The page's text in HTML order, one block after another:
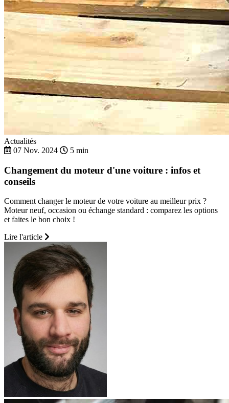
Actualités
07 Nov. 2024
5 min
Changement du moteur d'une voiture : infos et
conseils
Comment changer le moteur de votre voiture au meilleur prix ?
Moteur neuf, occasion ou échange standard : comparez les options
et faites le bon choix !
Lire l'article